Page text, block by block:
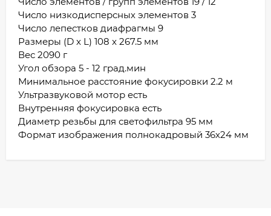
Число низкодисперсных элементов 3
Число лепестков диафрагмы 9
Размеры (D x L) 108 x 267.5 мм
Вес 2090 г
Угол обзора 5 - 12 град.мин
Минимальное расстояние фокусировки 2.2 м
Ультразвуковой мотор есть
Внутренняя фокусировка есть
Диаметр резьбы для светофильтра 95 мм
Формат изображения полнокадровый 36х24 мм